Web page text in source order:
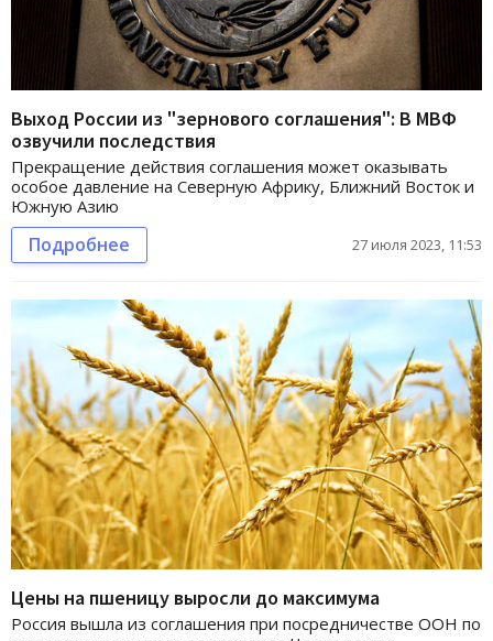
Выход России из "зернового соглашения": В МВФ
озвучили последствия
Прекращение действия соглашения может оказывать
особое давление на Северную Африку, Ближний Восток и
Южную Азию
Подробнее 27 июля 2023, 11:53
Цены на пшеницу выросли до максимума
Россия вышла из соглашения при посредничестве ООН по